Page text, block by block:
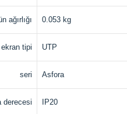
ağırlığı 0.053 kg
tipi UTP
seri Asfora
derecesi IP20